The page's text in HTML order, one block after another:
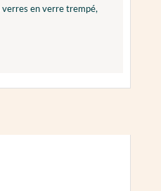
verres en verre trempé,